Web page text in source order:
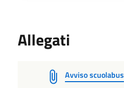
Allegati
Avviso scuolabus